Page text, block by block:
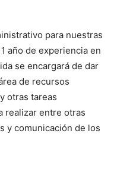
para nuestras
año de experiencia en
se encargará de dar
de recursos
otras tareas
realizar entre otras
y comunicación de los